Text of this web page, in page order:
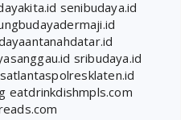
senibudaya.id
sribudaya.id
satlantaspolresklaten.id
eatdrinkdishmpls.com